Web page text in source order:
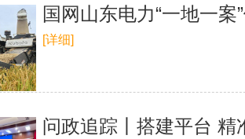
国网山东电力“一地一
[详细]
问政追踪丨搭建平台